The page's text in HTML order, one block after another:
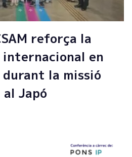
reforça la
internacional en
la missió
Japó